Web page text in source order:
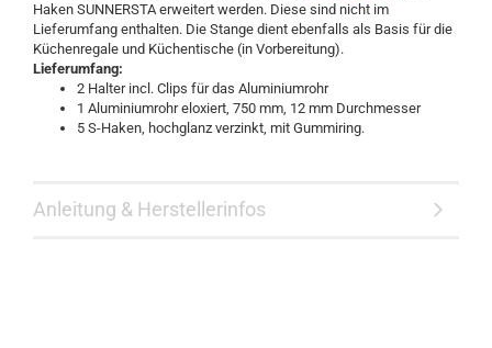
Haken SUNNERSTA erweitert werden. Diese sind nicht im
Lieferumfang enthalten. Die Stange dient ebenfalls als Basis für die
Küchenregale und Küchentische (in Vorbereitung).
Lieferumfang:
2 Halter incl. Clips für das Aluminiumrohr
1 Aluminiumrohr eloxiert, 750 mm, 12 mm Durchmesser
5 S-Haken, hochglanz verzinkt, mit Gummiring.
Anleitung & Herstellerinfos